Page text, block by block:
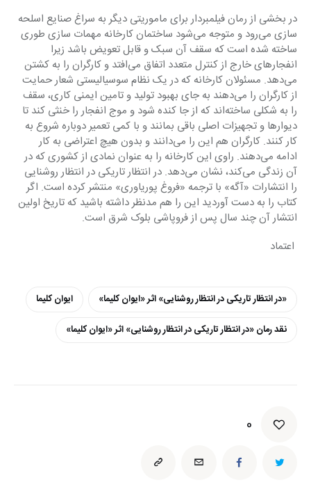
در بخشی از رمان فیلمبردار برای ماموریتی دیگر به سراغ صنایع اسلحه
سازی می‌رود و متوجه می‌شود ساختمان کارخانه مهمات سازی طوری
ساخته شده است که سقف آن سبک و قابل تعویض باشد زیرا
انفجار‌های خارج از کنترل متعدد اتفاق می‌افتد و کارگران را به کشتن
می‌دهد. مسئولان کارخانه که در یک نظام سوسیالیستی شعار حمایت
از کارگران را می‌دهند به جای بهبود تولید و تامین ایمنی کاری، سقف
را به شکلی ساخته‌اند که از جا کنده شود و موج انفجار را خنثی کند تا
دیوار‌ها و تجهیزات اصلی باقی بمانند و با کمی تعمیر دوباره شروع به
کار کنند. کارگران هم این را می‌دانند و بدون هیچ اعتراضی به کار
ادامه می‌دهند. راوی این کارخانه را به عنوان نمادی از کشوری که در
آن زندگی می‌‌کند، نشان می‌دهد. در انتظار تاریکی در انتظار روشنایی
را انتشارات «آگه» با ترجمه «فروغ پوریاوری» منتشر کرده است. اگر
کتاب را به دست آوردید این را هم مدنظر داشته باشید که تاریخ اولین
انتشار آن چند سال پس از فروپاشی بلوک شرق است.
اعتماد
«در انتظار تاریکی در انتظار روشنایی» اثر «ایوان کلیما»
ایوان کلیما
نقد رمان «در انتظار تاریکی در انتظار روشنایی» اثر «ایوان کلیما»
0